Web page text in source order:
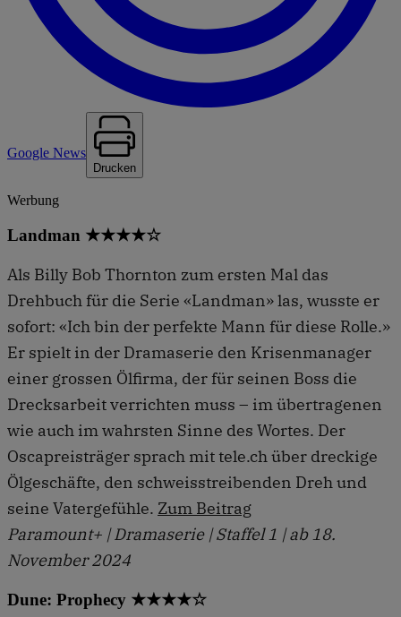
Google News
Drucken
Werbung
Landman ★★★★☆
Als Billy Bob Thornton zum ersten Mal das
Drehbuch für die Serie «Landman» las, wusste er
sofort: «Ich bin der perfekte Mann für diese Rolle.»
Er spielt in der Dramaserie den Krisenmanager
einer grossen Ölfirma, der für seinen Boss die
Drecksarbeit verrichten muss – im übertragenen
wie auch im wahrsten Sinne des Wortes. Der
Oscapreisträger sprach mit tele.ch über dreckige
Ölgeschäfte, den schweisstreibenden Dreh und
seine Vatergefühle. Zum Beitrag
Paramount+ | Dramaserie | Staffel 1 | ab 18.
November 2024
Dune: Prophecy ★★★★☆